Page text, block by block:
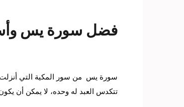
فضل سورة يس
سورة يس من سور المكية التي
تتكدس العبد له وحده، لا يمكن أن